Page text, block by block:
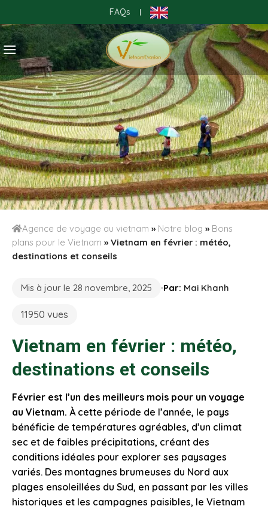
to
content
FAQs |
Agence de voyage au vietnam » Notre blog » Bons
plans pour le Vietnam » Vietnam en février : météo,
destinations et conseils
Mis à jour le 28 novembre, 2025 Par: Mai Khanh
11950 vues
Vietnam en février : météo,
destinations et conseils
Février est l’un des meilleurs mois pour un voyage
au Vietnam. À cette période de l’année, le pays
bénéficie de températures agréables, d’un climat
sec et de faibles précipitations, créant des
conditions idéales pour explorer ses paysages
variés. Des montagnes brumeuses du Nord aux
plages ensoleillées du Sud, en passant par les villes
historiques et les campagnes paisibles, le Vietnam